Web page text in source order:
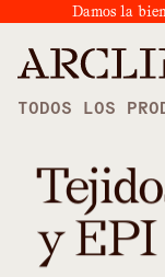
Damos la
TODOS LOS
y EPI